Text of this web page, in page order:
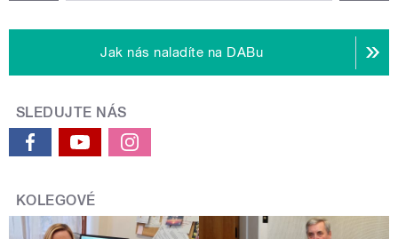
Jak nás naladíte na DABu
SLEDUJTE NÁS
KOLEGOVÉ